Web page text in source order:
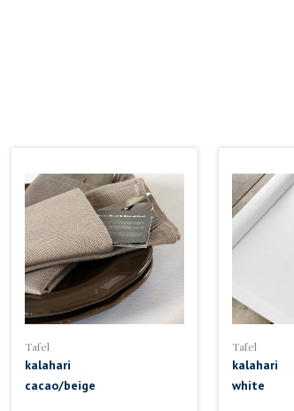
Tafel
kalahari
cacao/beige
Tafel
kalahari
white